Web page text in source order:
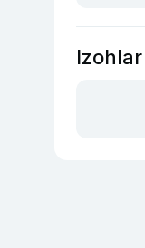
Izohlar